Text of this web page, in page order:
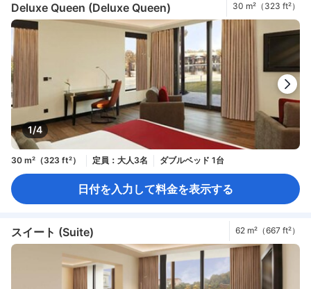
Deluxe Queen (Deluxe Queen) 30 m²（323 ft²）
1/4
30 m²（323 ft²） 定員：大人3名 ダブルベッド 1台
日付を入力して料金を表示する
スイート (Suite) 62 m²（667 ft²）